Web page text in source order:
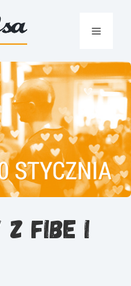
Menu
Fibe i